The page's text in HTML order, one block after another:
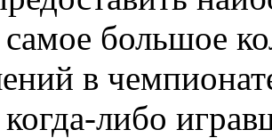
самое большое
в
либо